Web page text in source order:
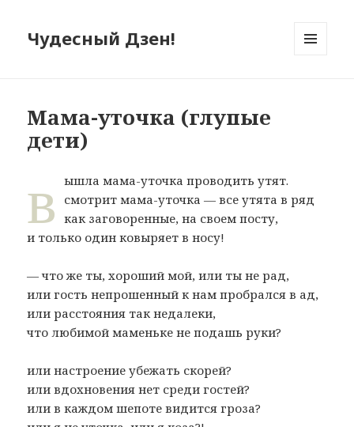
Чудесный Дзен!
Мама-уточка (глупые
дети)
в
ышла мама-уточка проводить утят.
смотрит мама-уточка — все утята в ряд
как заговоренные, на своем посту,
и только один ковыряет в носу!
— что же ты, хороший мой, или ты не рад,
или гость непрошенный к нам пробрался в ад,
или расстояния так недалеки,
что любимой маменьке не подашь руки?
или настроение убежать скорей?
или вдохновения нет среди гостей?
или в каждом шепоте видится гроза?